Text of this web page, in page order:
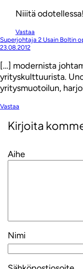
Niiitä
Vastaa
Superjohtaja 2 Usain Boltin
23.08.2012
[…] modernista
yrityskulttuurista.
yritysmuotoilun,
Vastaa
Kirjoita
Aihe
Nimi